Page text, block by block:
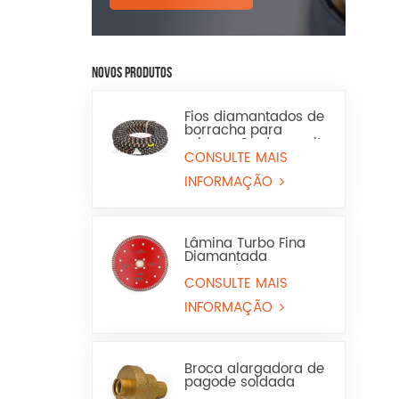
NOVOS PRODUTOS
Fios diamantados de
borracha para
mineração de granito
e arenito
CONSULTE MAIS
INFORMAÇÃO
Lâmina Turbo Fina
Diamantada
Prensada a Quente
para Granito e
Mármore (Uso a Seco
e Molhado)
CONSULTE MAIS
INFORMAÇÃO
Broca alargadora de
pagode soldada